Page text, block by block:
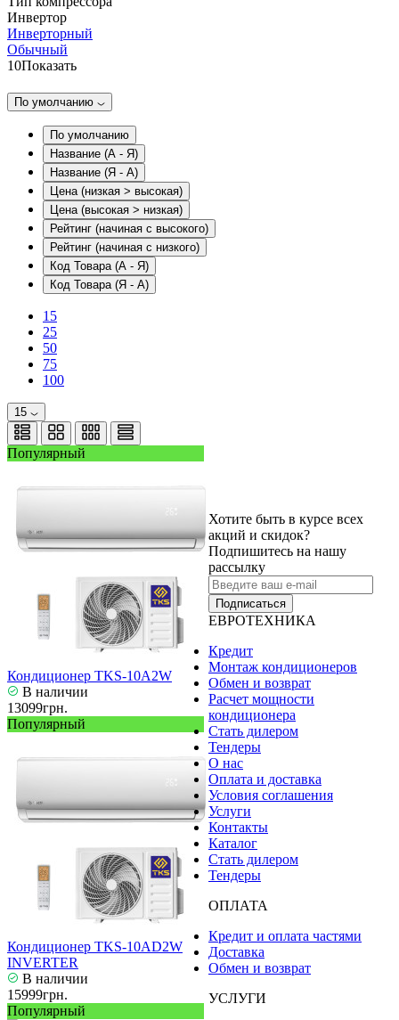
Инвертор
Инверторный
Обычный
10Показать
По умолчанию
По умолчанию
Название (А - Я)
Название (Я - А)
Цена (низкая > высокая)
Цена (высокая > низкая)
Рейтинг (начиная с высокого)
Рейтинг (начиная с низкого)
Код Товара (А - Я)
Код Товара (Я - А)
15
25
50
75
100
15
Популярный
Кондиционер TKS-10A2W
В наличии
13099грн.
Популярный
Кондиционер TKS-10AD2W
INVERTER
В наличии
15999грн.
Популярный
Хотите быть в курсе всех
акций и скидок?
Подпишитесь на нашу
рассылку
Подписаться
ЕВРОТЕХНИКА
Кредит
Монтаж кондиционеров
Обмен и возврат
Расчет мощности
кондиционера
Стать дилером
Тендеры
О нас
Оплата и доставка
Условия соглашения
Услуги
Контакты
Каталог
Стать дилером
Тендеры
ОПЛАТА
Кредит и оплата частями
Доставка
Обмен и возврат
УСЛУГИ